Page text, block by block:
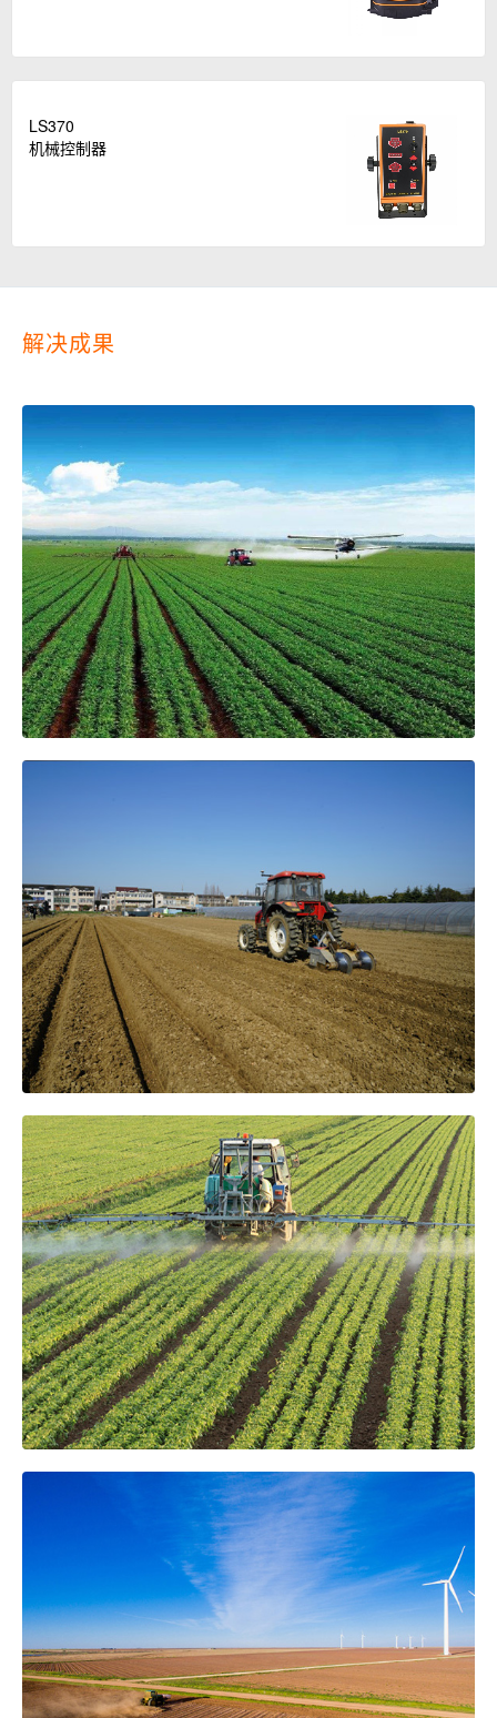
LS370
机械控制器
解决成果